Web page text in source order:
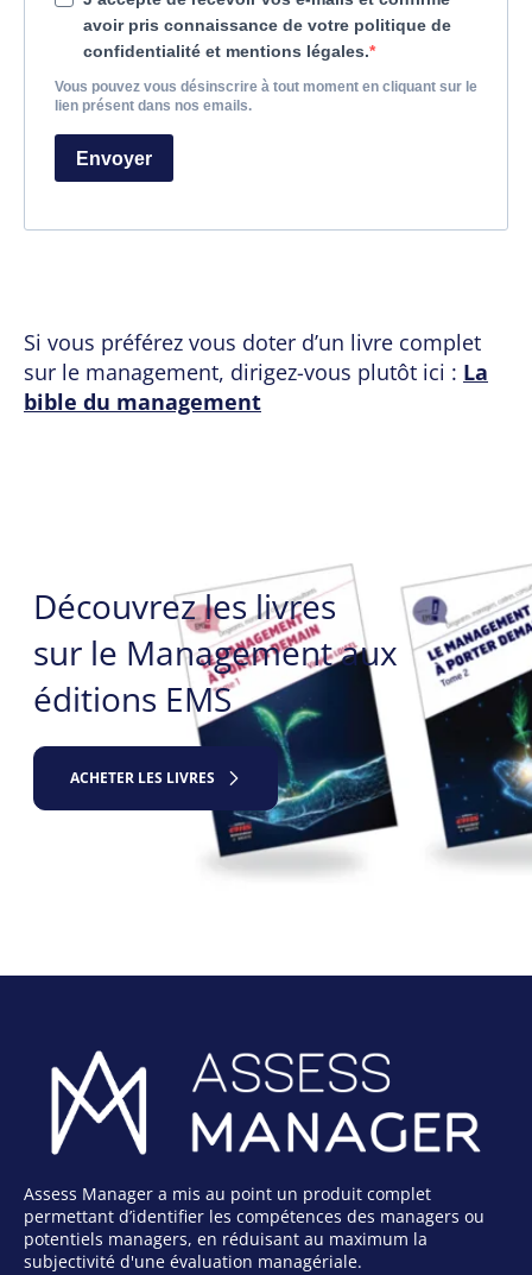
avoir pris connaissance de votre politique de
confidentialité et mentions légales.
Vous pouvez vous désinscrire à tout moment en cliquant sur le
lien présent dans nos emails.
Envoyer
Si vous préférez vous doter d’un livre complet
sur le management, dirigez-vous plutôt ici : La
bible du management
Découvrez les livres
sur le Management aux
éditions EMS
ACHETER LES LIVRES
Assess Manager a mis au point un produit complet
permettant d’identifier les compétences des managers ou
potentiels managers, en réduisant au maximum la
subjectivité d'une évaluation managériale.